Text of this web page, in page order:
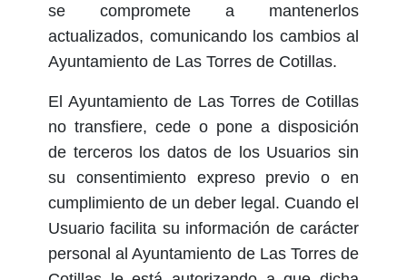
se compromete a mantenerlos
actualizados, comunicando los cambios al
Ayuntamiento de Las Torres de Cotillas.
El Ayuntamiento de Las Torres de Cotillas
no transfiere, cede o pone a disposición
de terceros los datos de los Usuarios sin
su consentimiento expreso previo o en
cumplimiento de un deber legal. Cuando el
Usuario facilita su información de carácter
personal al Ayuntamiento de Las Torres de